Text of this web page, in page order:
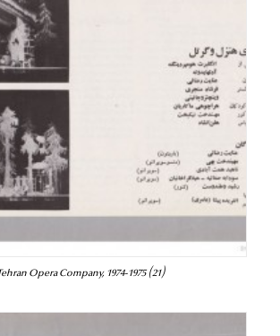
Opera Company, 1974-1975 (21)